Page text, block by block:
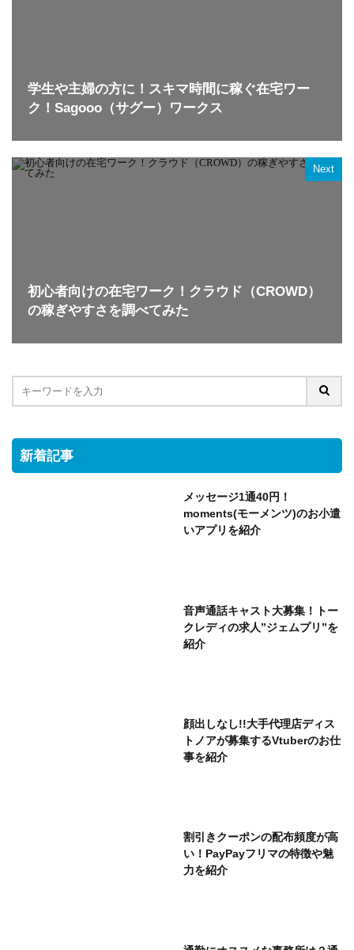
学生や主婦の方に！スキマ時間に稼ぐ在宅ワー
ク！Sagooo（サグー）ワークス
Next
初心者向けの在宅ワーク！クラウド（CROWD）
の稼ぎやすさを調べてみた
新着記事
メッセージ1通40円！
moments(モーメンツ)のお小遣
いアプリを紹介
音声通話キャスト大募集！トー
クレディの求人”ジェムプリ”を
紹介
顔出しなし!!大手代理店ディス
トノアが募集するVtuberのお仕
事を紹介
割引きクーポンの配布頻度が高
い！PayPayフリマの特徴や魅
力を紹介